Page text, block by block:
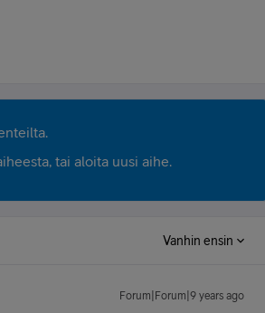
tai aloita uusi aihe.
Vanhin ensin
Forum|Forum|9 years ago